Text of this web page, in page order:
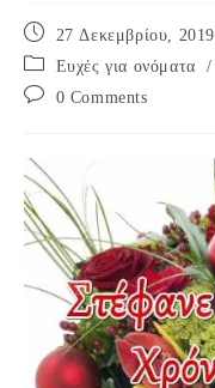
Post
published:
27 Δεκεμβρίου, 2019
Post
category:
Ευχές για ονόματα /
Post
0 Comments